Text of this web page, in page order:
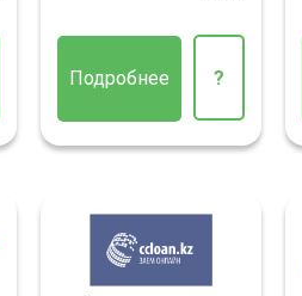
Подробнее ?